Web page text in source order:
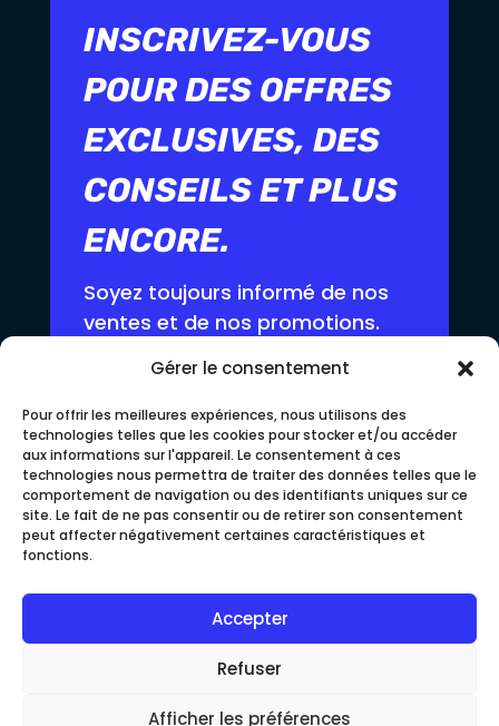
Gérer le consentement
Pour offrir les meilleures expériences, nous utilisons des
technologies telles que les cookies pour stocker et/ou accéder
aux informations sur l'appareil. Le consentement à ces
technologies nous permettra de traiter des données telles que le
comportement de navigation ou des identifiants uniques sur ce
site. Le fait de ne pas consentir ou de retirer son consentement
peut affecter négativement certaines caractéristiques et
fonctions.
Accepter
Refuser
Afficher les préférences
INSCRIVEZ-VOUS
POUR DES OFFRES
EXCLUSIVES, DES
CONSEILS ET PLUS
ENCORE.
Soyez toujours informé de nos
ventes et de nos promotions.
Offres spéciales uniquement
en ligne
© 2026 DARPRO INC. TOUS DROITS RÉSERVÉS.
CONÇU ET PROPULSÉ PAR SYNKROMEDIA
PROTÉGÉ PAR RECAPTCHA ET
CONFIDENTIALITÉ
CONDITIONS D'UTILISATION